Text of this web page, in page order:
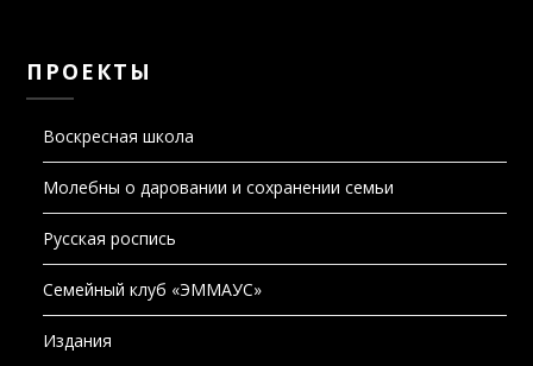
ПРОЕКТЫ
Воскресная школа
Молебны о даровании и сохранении семьи
Русская роспись
Семейный клуб «ЭММАУС»
Издания